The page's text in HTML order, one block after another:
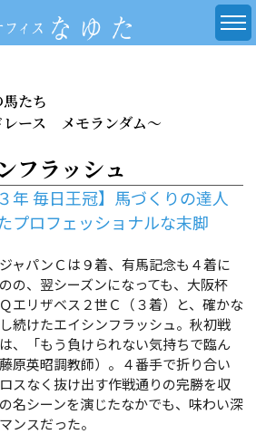
馬たち
レース メモランダム～
フラッシュ
年 毎日王冠】馬づくりの達人
プロフェッショナルな末脚
ャパンＣは９着、有馬記念も４着に
の、翌シーズンになっても、大阪杯
Ｑエリザベス２世Ｃ（３着）と、確かな
続けたエイシンフラッシュ。秋初戦
、「もう負けられない気持ちで臨ん
原英昭調教師）。４番手で折り合い
スなく抜け出す作戦通りの完勝を収
名シーンを演じたなかでも、味わい深
ンスだった。